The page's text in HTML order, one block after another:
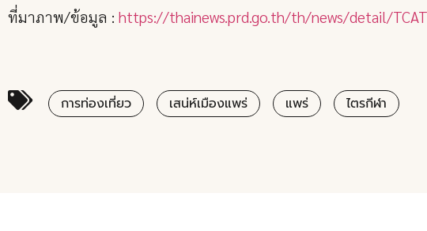
ที่มาภาพ/ข้อมูล : https://thainews.prd.go.th/th/news/detail/
การท่องเที่ยว เสน่ห์เมืองแพร่ แพร่ ไตรกีฬา